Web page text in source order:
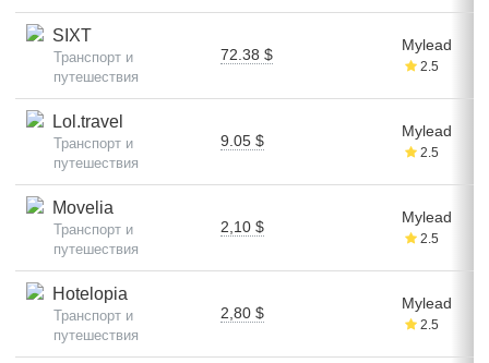
SIXT
Транспорт и
путешествия
72.38 $
Mylead
2.5
Lol.travel
Транспорт и
путешествия
9.05 $
Mylead
2.5
Movelia
Транспорт и
путешествия
2,10 $
Mylead
2.5
Hotelopia
Транспорт и
путешествия
2,80 $
Mylead
2.5